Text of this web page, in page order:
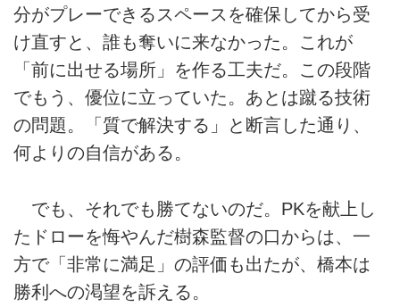
分がプレーできるスペースを確保してから受
け直すと、誰も奪いに来なかった。これが
「前に出せる場所」を作る工夫だ。この段階
でもう、優位に立っていた。あとは蹴る技術
の問題。「質で解決する」と断言した通り、
何よりの自信がある。
でも、それでも勝てないのだ。PKを献上し
たドローを悔やんだ樹森監督の口からは、一
方で「非常に満足」の評価も出たが、橋本は
勝利への渇望を訴える。